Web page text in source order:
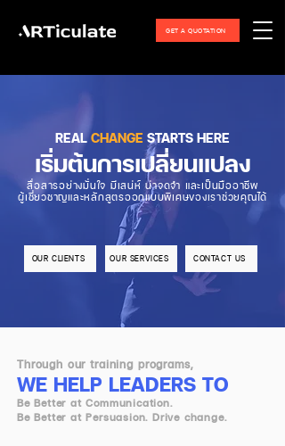
GET A QUOTATION
REALCHANGE STARTS HERE
เริ่มต้นการเปลี่ยนแปลง
สื่อสารอย่างมั่นใจ มีเสน่ห์ น่าจดจำ และเป็นมืออาชีพ
ผู้เชี่ยวชาญและหลักสูตรออกแบบพิเศษของเราช่วยคุณได้
OUR CLIENTS OUR SERVICES CONTACT US
Through our training programs,
WE HELP LEADERS TO
Be Better at Communication.
Be Better at Persuasion. Drive change.